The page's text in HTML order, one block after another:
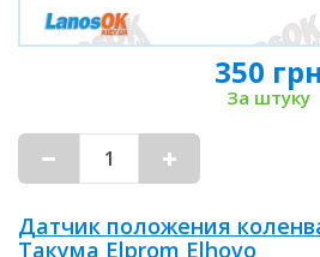
350 грн
За штуку
Датчик положения
Такума Elprom Elhovo